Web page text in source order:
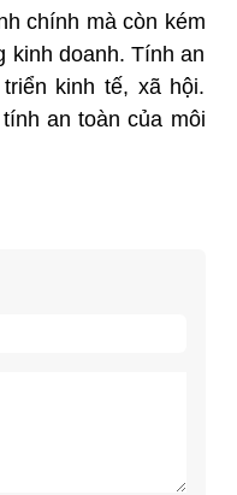
chính mà còn kém
kinh doanh. Tính an
kinh tế, xã hội.
an toàn của môi